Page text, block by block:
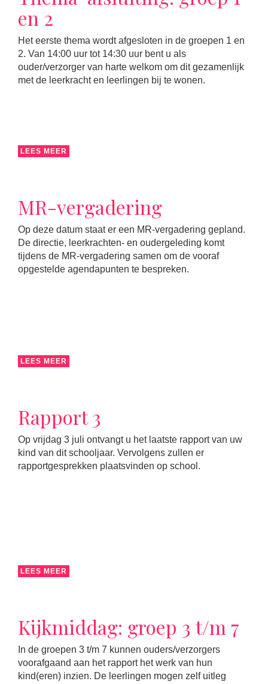
en 2
Het eerste thema wordt afgesloten in de groepen 1 en
2. Van 14:00 uur tot 14:30 uur bent u als
ouder/verzorger van harte welkom om dit gezamenlijk
met de leerkracht en leerlingen bij te wonen.
LEES MEER
MR-vergadering
Op deze datum staat er een MR-vergadering gepland.
De directie, leerkrachten- en oudergeleding komt
tijdens de MR-vergadering samen om de vooraf
opgestelde agendapunten te bespreken.
LEES MEER
Rapport 3
Op vrijdag 3 juli ontvangt u het laatste rapport van uw
kind van dit schooljaar. Vervolgens zullen er
rapportgesprekken plaatsvinden op school.
LEES MEER
Kijkmiddag: groep 3 t/m 7
In de groepen 3 t/m 7 kunnen ouders/verzorgers
voorafgaand aan het rapport het werk van hun
kind(eren) inzien. De leerlingen mogen zelf uitleg